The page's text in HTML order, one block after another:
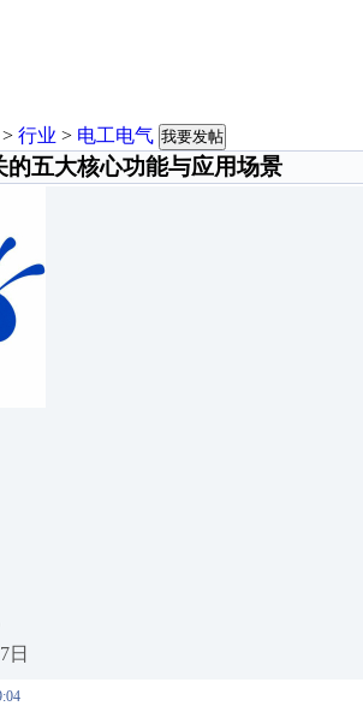
> 行业 > 电工电气 我要发帖
的五大核心功能与应用场景
日